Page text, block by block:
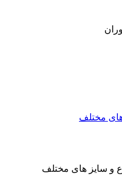
مختلف
و سایز های مختلف